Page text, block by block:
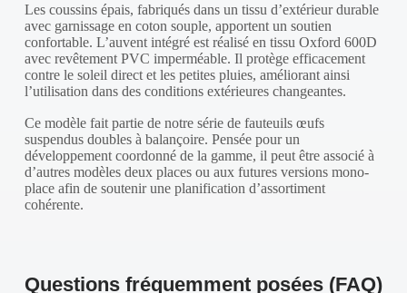
Les coussins épais, fabriqués dans un tissu d’extérieur durable
avec garnissage en coton souple, apportent un soutien
confortable. L’auvent intégré est réalisé en tissu Oxford 600D
avec revêtement PVC imperméable. Il protège efficacement
contre le soleil direct et les petites pluies, améliorant ainsi
l’utilisation dans des conditions extérieures changeantes.
Ce modèle fait partie de notre série de fauteuils œufs
suspendus doubles à balançoire. Pensée pour un
développement coordonné de la gamme, il peut être associé à
d’autres modèles deux places ou aux futures versions mono-
place afin de soutenir une planification d’assortiment
cohérente.
Questions fréquemment posées (FAQ)